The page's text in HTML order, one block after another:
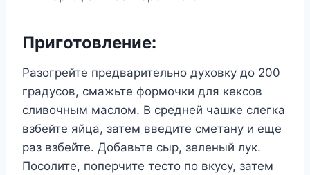
Приготовление:
Разогрейте предварительно духовку до 200
градусов, смажьте формочки для кексов
сливочным маслом. В средней чашке слегка
взбейте яйца, затем введите сметану и еще
раз взбейте. Добавьте сыр, зеленый лук.
Посолите, поперчите тесто по вкусу, затем